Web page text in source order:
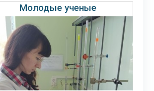
Молодые ученые